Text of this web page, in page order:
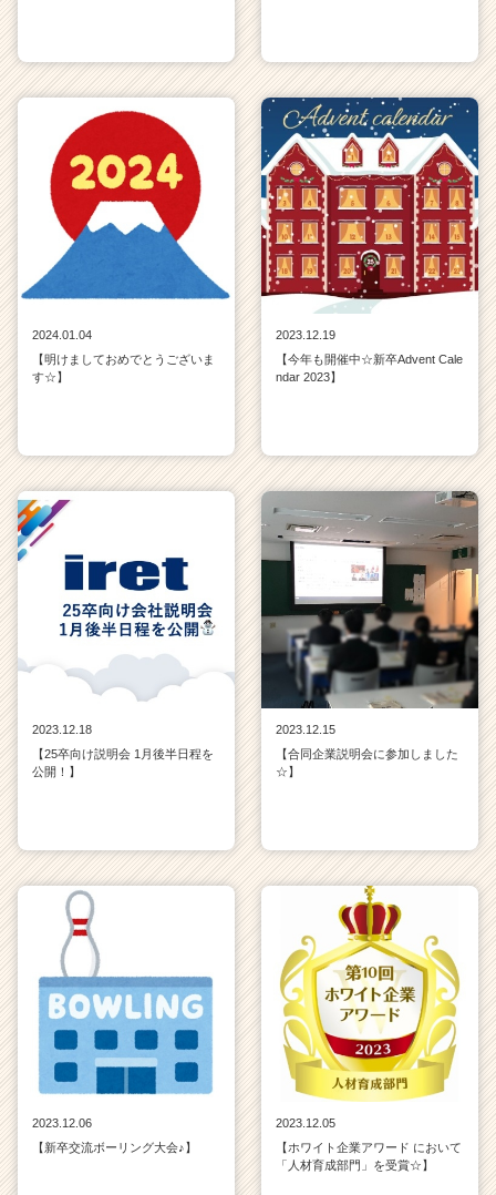
2024.01.04
【明けましておめでとうございま
す☆】
2023.12.19
【今年も開催中☆新卒Advent Cale
ndar 2023】
2023.12.18
【25卒向け説明会 1月後半日程を
公開！】
2023.12.15
【合同企業説明会に参加しました
☆】
2023.12.06
【新卒交流ボーリング大会♪】
2023.12.05
【ホワイト企業アワード において
「人材育成部門」を受賞☆】